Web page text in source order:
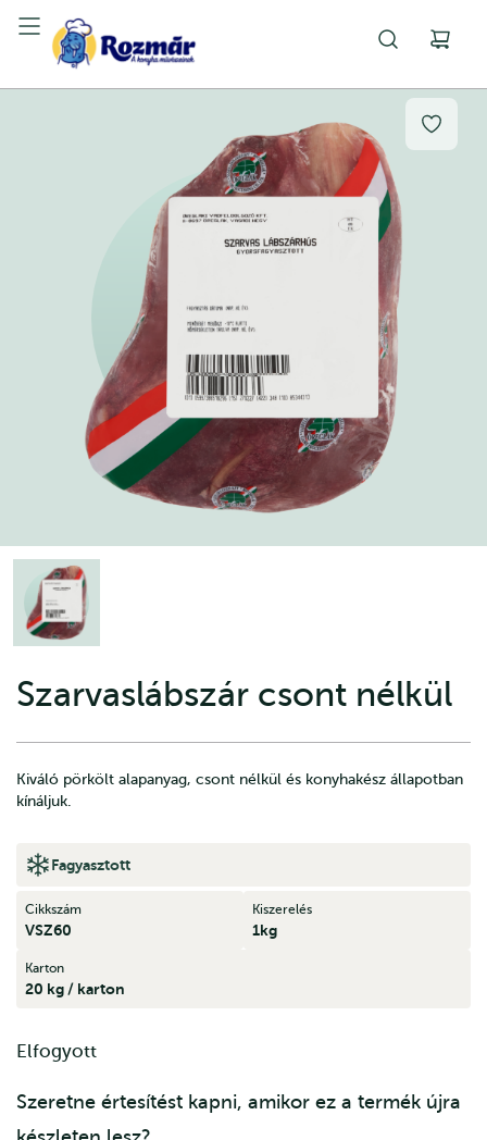
Szarvaslábszár csont nélkül
Kiváló pörkölt alapanyag, csont nélkül és konyhakész állapotban
kínáljuk.
Fagyasztott
Cikkszám
VSZ60
Kiszerelés
1kg
Karton
20 kg / karton
Elfogyott
Szeretne értesítést kapni, amikor ez a termék újra